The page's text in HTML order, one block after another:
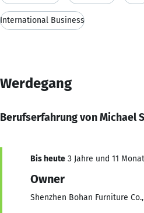
International Business
Werdegang
Berufserfahrung von Michael
Bis heute 3 Jahre und 11
Owner
Shenzhen Bohan Furniture